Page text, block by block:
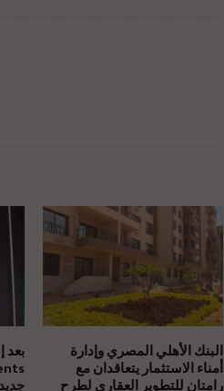
البنك الأهلي المصري وإدارة
أمناء الاستثمار يتعاقدان مع
رامتان للتطوير العقاري لطرح